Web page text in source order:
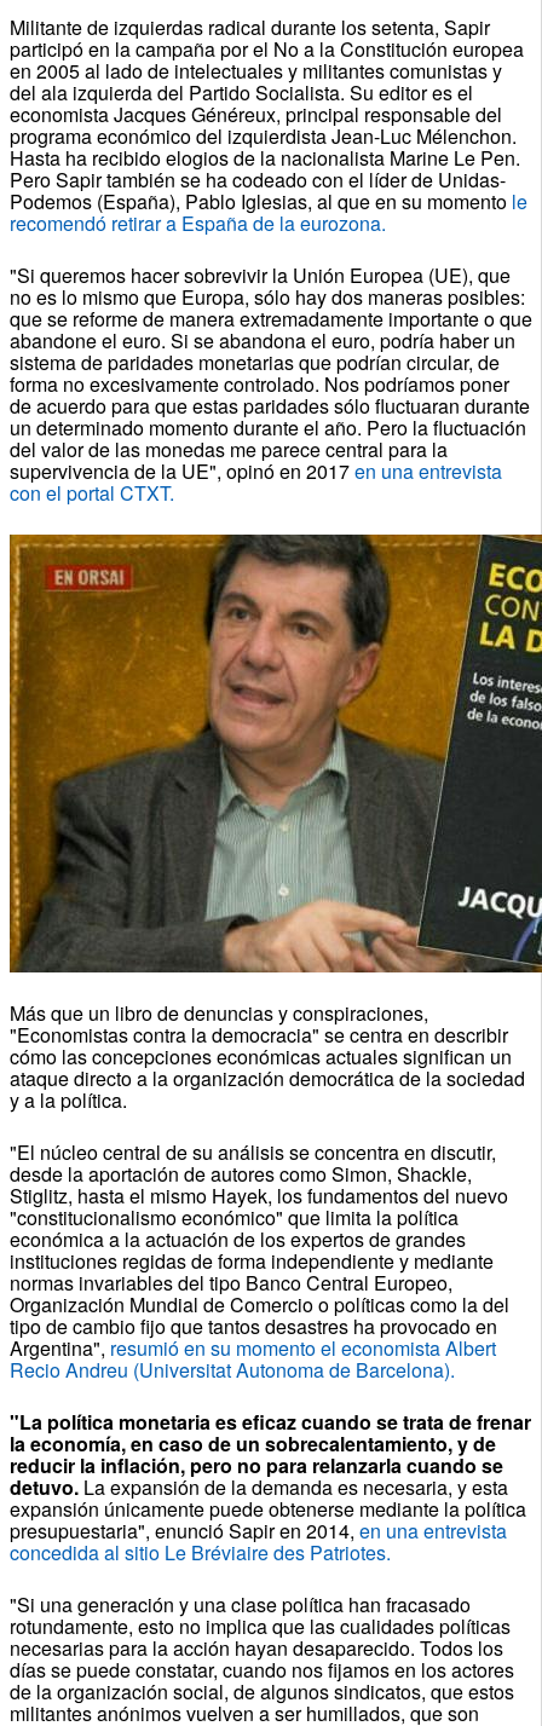
Militante de izquierdas radical durante los setenta, Sapir
participó en la campaña por el No a la Constitución europea
en 2005 al lado de intelectuales y militantes comunistas y
del ala izquierda del Partido Socialista. Su editor es el
economista Jacques Généreux, principal responsable del
programa económico del izquierdista Jean-Luc Mélenchon.
Hasta ha recibido elogios de la nacionalista Marine Le Pen.
Pero Sapir también se ha codeado con el líder de Unidas-
Podemos (España), Pablo Iglesias, al que en su momento le
recomendó retirar a España de la eurozona.
"Si queremos hacer sobrevivir la Unión Europea (UE), que
no es lo mismo que Europa, sólo hay dos maneras posibles:
que se reforme de manera extremadamente importante o que
abandone el euro. Si se abandona el euro, podría haber un
sistema de paridades monetarias que podrían circular, de
forma no excesivamente controlado. Nos podríamos poner
de acuerdo para que estas paridades sólo fluctuaran durante
un determinado momento durante el año. Pero la fluctuación
del valor de las monedas me parece central para la
supervivencia de la UE", opinó en 2017en una entrevista
con el portal CTXT.
Más que un libro de denuncias y conspiraciones,
"Economistas contra la democracia" se centra en describir
cómo las concepciones económicas actuales significan un
ataque directo a la organización democrática de la sociedad
y a la política.
"El núcleo central de su análisis se concentra en discutir,
desde la aportación de autores como Simon, Shackle,
Stiglitz, hasta el mismo Hayek, los fundamentos del nuevo
"constitucionalismo económico" que limita la política
económica a la actuación de los expertos de grandes
instituciones regidas de forma independiente y mediante
normas invariables del tipo Banco Central Europeo,
Organización Mundial de Comercio o políticas como la del
tipo de cambio fijo que tantos desastres ha provocado en
Argentina", resumió en su momento el economista Albert
Recio Andreu (Universitat Autonoma de Barcelona).
"La política monetaria es eficaz cuando se trata de frenar
la economía, en caso de un sobrecalentamiento, y de
reducir la inflación, pero no para relanzarla cuando se
detuvo.La expansión de la demanda es necesaria, y esta
expansión únicamente puede obtenerse mediante la política
presupuestaria", enunció Sapir en 2014, en una entrevista
concedida al sitio Le Bréviaire des Patriotes.
"Si una generación y una clase política han fracasado
rotundamente, esto no implica que las cualidades políticas
necesarias para la acción hayan desaparecido. Todos los
días se puede constatar, cuando nos fijamos en los actores
de la organización social, de algunos sindicatos, que estos
militantes anónimos vuelven a ser humillados, que son